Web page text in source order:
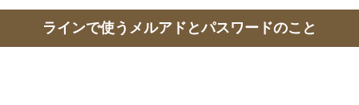
ラインで使うメルアドとパスワードのこと